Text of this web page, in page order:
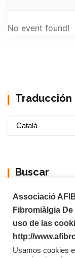
No event found!
Traducción
Buscar
Associació
Fibromiàlgia
uso de las
http://
Usamos cookies